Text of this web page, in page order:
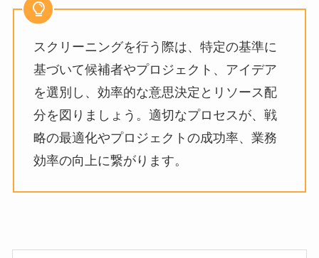
スクリーニングを行う際は、特定の基準に
基づいて候補者やプロジェクト、アイデア
を選別し、効率的な意思決定とリソース配
分を図りましょう。適切なプロセスが、戦
略の最適化やプロジェクトの成功率、業務
効率の向上に繋がります。